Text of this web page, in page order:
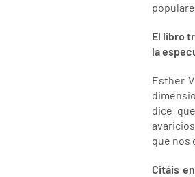
El libro
la
Esther
dice
que nos
Citáis